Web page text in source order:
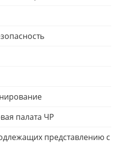
палата ЧР
представлению с